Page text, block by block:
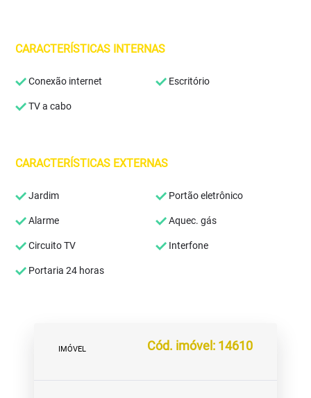
CARACTERÍSTICAS INTERNAS
Conexão internet Escritório
TV a cabo
CARACTERÍSTICAS EXTERNAS
Jardim Portão eletrônico
Alarme Aquec. gás
Circuito TV Interfone
Portaria 24 horas
IMÓVEL Cód. imóvel: 14610